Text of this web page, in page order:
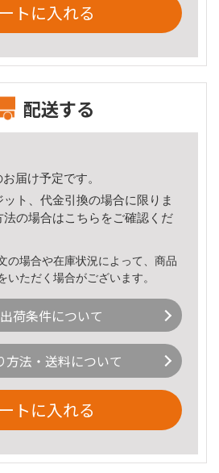
トに入れる
配送する
届け予定です。
ト、代金引換の場合に限りま
法の場合はこちら をご確認くだ
の場合や在庫状況によって、商品
いただく場合がございます。
荷条件について
方法・送料について
トに入れる